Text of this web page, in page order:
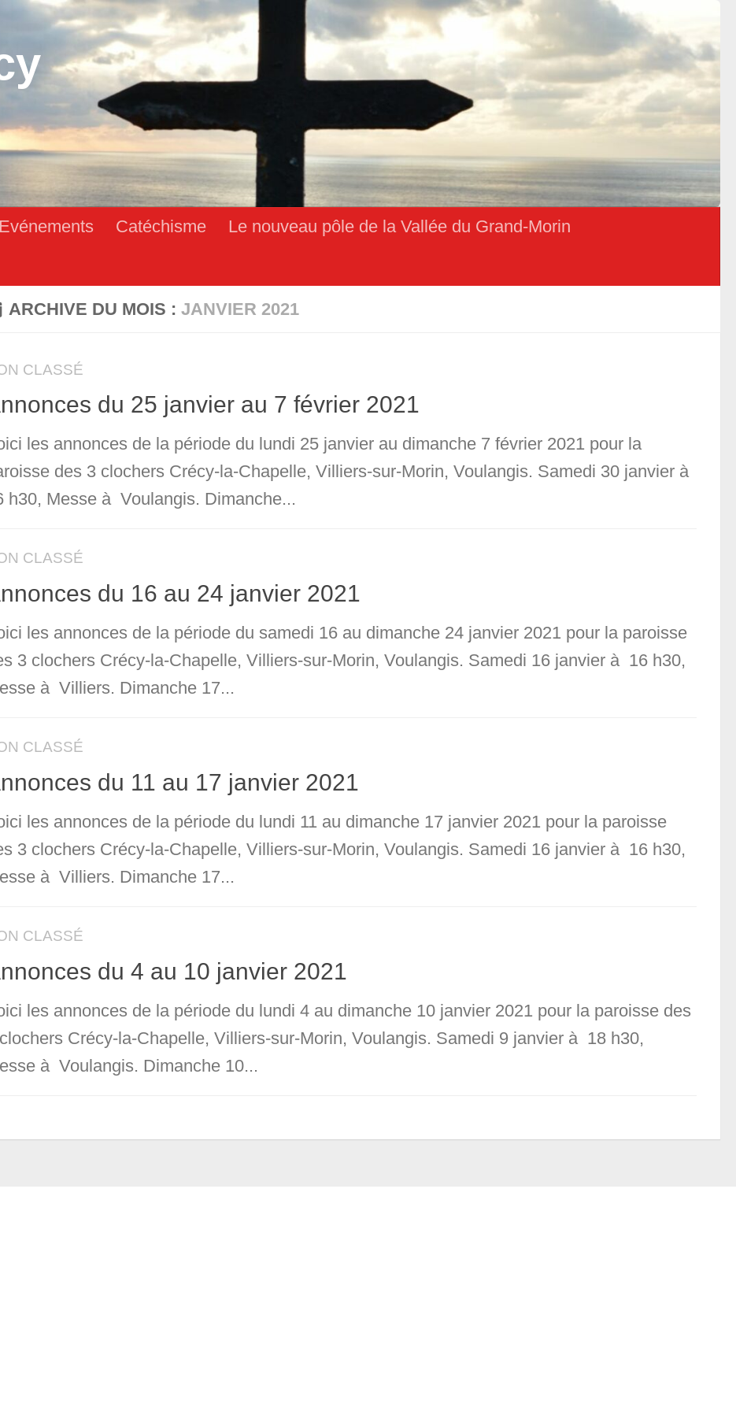
Evénements Catéchisme
Le nouveau pôle de la Vallée du Grand-Morin
ARCHIVE DU MOIS :JANVIER 2021
CLASSÉ
du 25 janvier au 7 février 2021
les annonces de la période du lundi 25 janvier au dimanche 7 février 2021 pour la
des 3 clochers Crécy-la-Chapelle, Villiers-sur-Morin, Voulangis. Samedi 30 janvier à
h30, Messe à Voulangis. Dimanche...
CLASSÉ
du 16 au 24 janvier 2021
les annonces de la période du samedi 16 au dimanche 24 janvier 2021 pour la paroisse
3 clochers Crécy-la-Chapelle, Villiers-sur-Morin, Voulangis. Samedi 16 janvier à 16 h30,
à Villiers. Dimanche 17...
CLASSÉ
du 11 au 17 janvier 2021
les annonces de la période du lundi 11 au dimanche 17 janvier 2021 pour la paroisse
3 clochers Crécy-la-Chapelle, Villiers-sur-Morin, Voulangis. Samedi 16 janvier à 16 h30,
à Villiers. Dimanche 17...
CLASSÉ
du 4 au 10 janvier 2021
les annonces de la période du lundi 4 au dimanche 10 janvier 2021 pour la paroisse des
Crécy-la-Chapelle, Villiers-sur-Morin, Voulangis. Samedi 9 janvier à 18 h30,
à Voulangis. Dimanche 10...